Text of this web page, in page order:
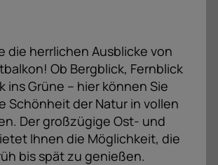
die herrlichen Ausblicke von
Ob Bergblick, Fernblick
ins Grüne – hier können Sie
Schönheit der Natur in vollen
Der großzügige Ost- und
Ihnen die Möglichkeit, die
bis spät zu genießen.